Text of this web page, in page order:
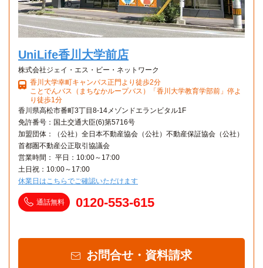
UniLife香川大学前店
株式会社ジェイ・エス・ビー・ネットワーク
香川大学幸町キャンパス正門より徒歩2分
ことでんバス（まちなかループバス）「香川大学教育学部前」停よ
り徒歩1分
香川県高松市番町3丁目8-14メゾンドエランビタル1F
免許番号：国土交通大臣(6)第5716号
加盟団体：（公社）全日本不動産協会（公社）不動産保証協会（公社）
首都圏不動産公正取引協議会
営業時間： 平日：10:00～17:00
土日祝：10:00～17:00
休業日はこちらでご確認いただけます
通話無料 0120-553-615
お問合せ・資料請求